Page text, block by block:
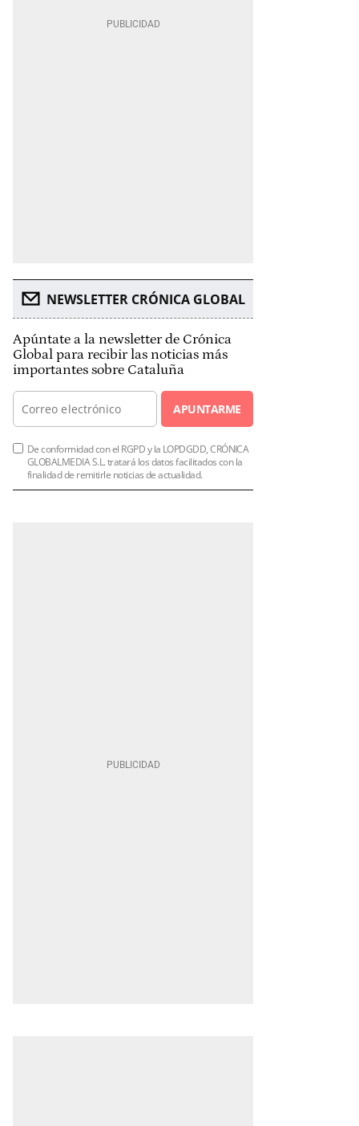
NEWSLETTER CRÓNICA GLOBAL
Apúntate a la newsletter de Crónica
Global para recibir las noticias más
importantes sobre Cataluña
APUNTARME
De conformidad con el RGPD y la LOPDGDD, CRÓNICA
GLOBALMEDIA S.L. tratará los datos facilitados con la
finalidad de remitirle noticias de actualidad.